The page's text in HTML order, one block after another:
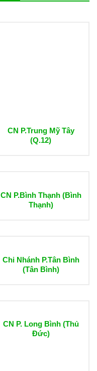
CN P.Trung Mỹ Tây
(Q.12)
CN P.Bình Thạnh (Bình
Thạnh)
Chi Nhánh P.Tân Bình
(Tân Bình)
CN P. Long Bình (Thủ
Đức)